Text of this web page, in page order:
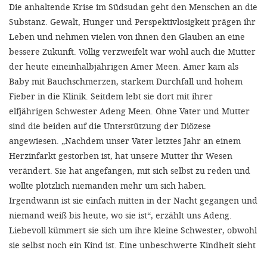
Die anhaltende Krise im Südsudan geht den Menschen an die
Substanz. Gewalt, Hunger und Perspektivlosigkeit prägen ihr
Leben und nehmen vielen von ihnen den Glauben an eine
bessere Zukunft. Völlig verzweifelt war wohl auch die Mutter
der heute eineinhalbjährigen Amer Meen. Amer kam als
Baby mit Bauchschmerzen, starkem Durchfall und hohem
Fieber in die Klinik. Seitdem lebt sie dort mit ihrer
elfjährigen Schwester Adeng Meen. Ohne Vater und Mutter
sind die beiden auf die Unterstützung der Diözese
angewiesen. „Nachdem unser Vater letztes Jahr an einem
Herzinfarkt gestorben ist, hat unsere Mutter ihr Wesen
verändert. Sie hat angefangen, mit sich selbst zu reden und
wollte plötzlich niemanden mehr um sich haben.
Irgendwann ist sie einfach mitten in der Nacht gegangen und
niemand weiß bis heute, wo sie ist“, erzählt uns Adeng.
Liebevoll kümmert sie sich um ihre kleine Schwester, obwohl
sie selbst noch ein Kind ist. Eine unbeschwerte Kindheit sieht